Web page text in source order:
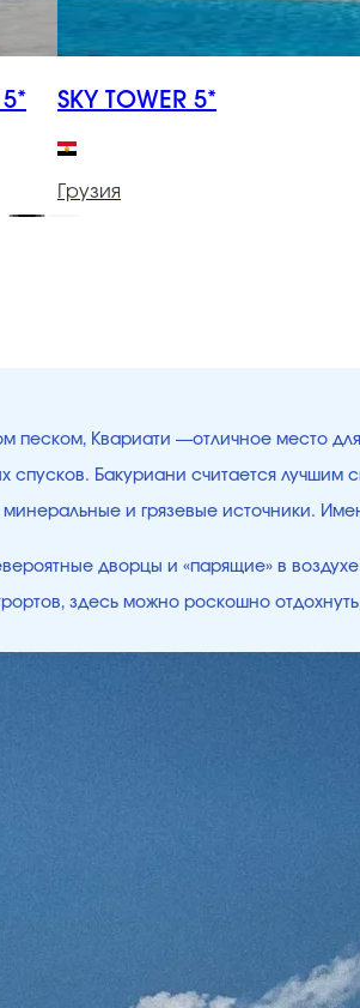
5* SKY TOWER 5*
Грузия
песком, Квариати —отличное место
Бакуриани считается
и грязевые источники.
дворцы и «парящие» в
здесь можно роскошно